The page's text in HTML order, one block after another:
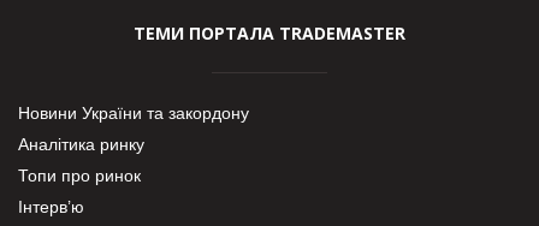
ТЕМИ ПОРТАЛА TRADEMASTER
Новини України та закордону
Аналітика ринку
Топи про ринок
Інтерв’ю